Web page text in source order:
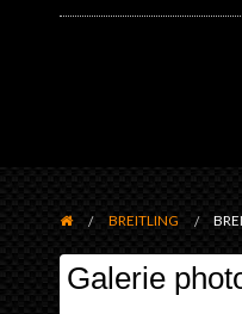
BREITLING
Galerie